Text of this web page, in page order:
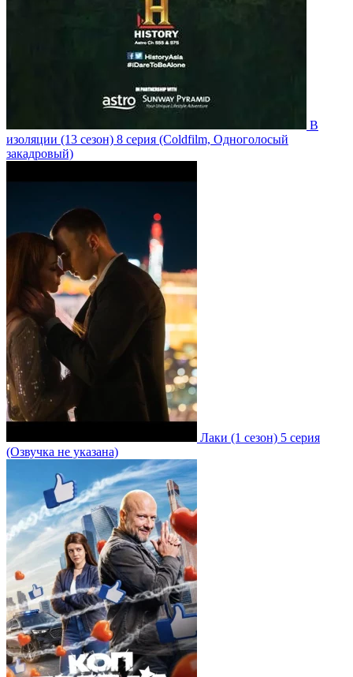
В
изоляции (13 сезон) 8 серия (Coldfilm, Одноголосый
закадровый)
Лаки (1 сезон) 5 серия
(Озвучка не указана)